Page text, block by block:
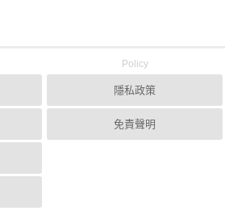
Policy
隱私政策
免責聲明